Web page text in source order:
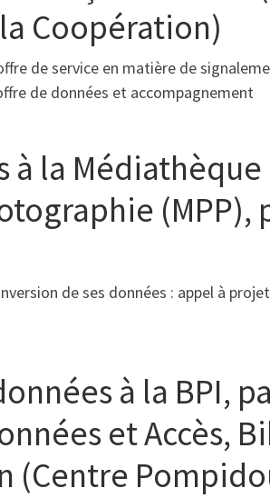
Coopération)
de service en matière de
de données et accompagnement
à la Médiathèque
(MPP),
de ses données : appel à
à la BPI,
et Accès,
(Centre